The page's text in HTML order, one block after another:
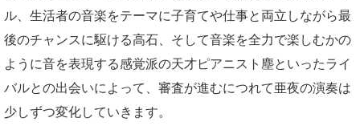
ル、生活者の音楽をテーマに子育てや仕事と両立しながら最
後のチャンスに駆ける高石、そして音楽を全力で楽しむかの
ように音を表現する感覚派の天才ピアニスト塵といったライ
バルとの出会いによって、審査が進むにつれて亜夜の演奏は
少しずつ変化していきます。